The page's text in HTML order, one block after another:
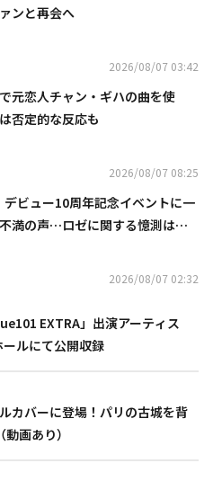
ンと再会へ
2026/08/07 03:42
元恋人チャン・ギハの曲を使
否定的な反応も
2026/08/07 08:25
デビュー10周年記念イベントに一
満の声…ロゼに関する憶測は否
2026/08/07 02:32
EXTRA」出演アーティス
ルにて公開収録
カバーに登場！パリの古城を背
画あり）